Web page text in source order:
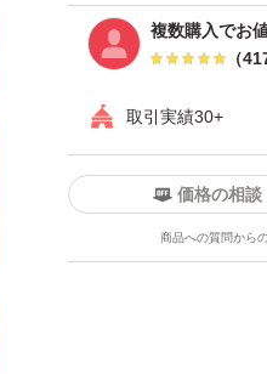
よろしくお願いいた
ご理解のほどよろしく
玉ねぎ
訳あり
複数購入でお
（
取引実績30+
価格の相談
商品への質問から
ね！
ね！